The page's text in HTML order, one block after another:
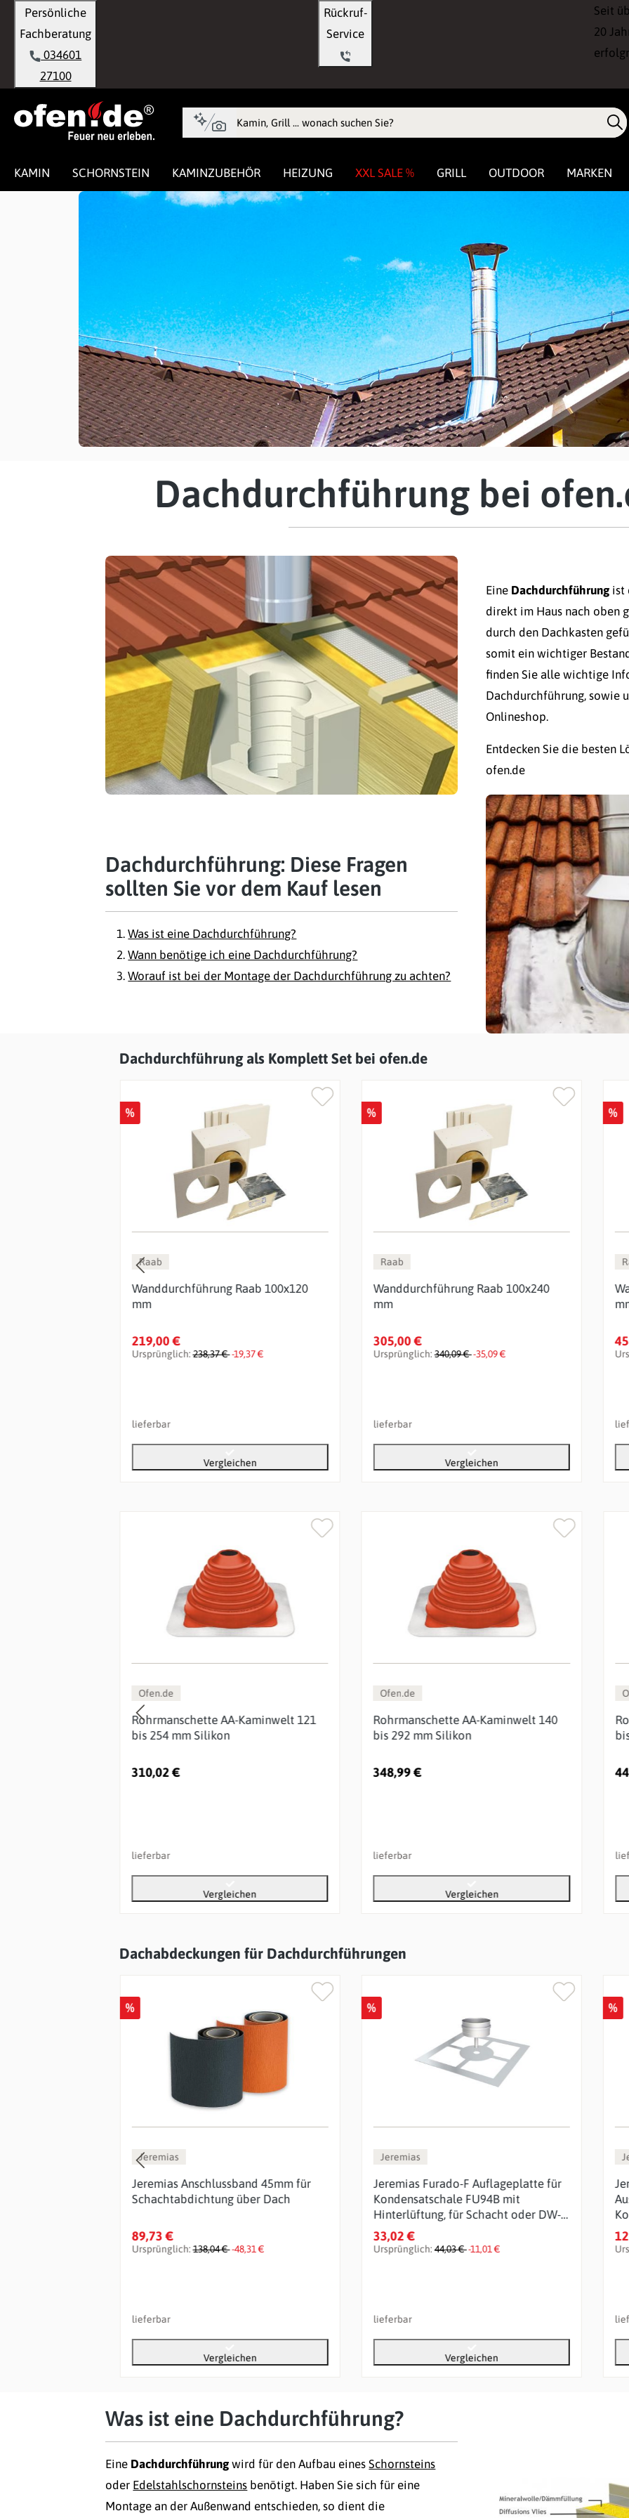
Zur Hauptnavigation springen
Persönliche
Fachberatung
034601
27100
Rückruf-
Seit
20
KAMIN SCHORNSTEIN KAMINZUBEHÖR HEIZUNG XXL SALE % GRILL OUTDOOR MARKEN
Dachdurchführung bei
Eine Dachdurchführung ist
direkt im Haus nach oben
durch den Dachkasten
somit ein wichtiger
finden Sie alle wichtige
Dachdurchführung, sowie
Onlineshop.
Entdecken Sie die besten
ofen.de
Dachdurchführung: Diese Fragen
sollten Sie vor dem Kauf lesen
Was ist eine Dachdurchführung?
Wann benötige ich eine Dachdurchführung?
Worauf ist bei der Montage der Dachdurchführung zu achten?
Produktgalerie überspringen
Dachdurchführung als Komplett Set bei ofen.de
%
Raab
Wanddurchführung Raab 100x120
mm
219,00 €
Ursprünglich:238,37 €-19,37 €
lieferbar
Vergleichen
%
Raab
Wanddurchführung Raab 100x240
mm
305,00 €
Ursprünglich:340,09 €-35,09 €
lieferbar
Vergleichen
%
Ofen.de
Rohrmanschette AA-Kaminwelt 121
bis 254 mm Silikon
310,02 €
lieferbar
Vergleichen
Ofen.de
Rohrmanschette AA-Kaminwelt 140
bis 292 mm Silikon
348,99 €
lieferbar
Vergleichen
Produktgalerie überspringen
Dachabdeckungen für Dachdurchführungen
%
Jeremias
Jeremias Anschlussband 45mm für
Schachtabdichtung über Dach
89,73 €
Ursprünglich:138,04 €-48,31 €
lieferbar
Vergleichen
%
Jeremias
Jeremias Furado-F Auflageplatte für
Kondensatschale FU94B mit
Hinterlüftung, für Schacht oder DW-
FU über Dach
33,02 €
Ursprünglich:44,03 €-11,01 €
lieferbar
Vergleichen
%
Was ist eine Dachdurchführung?
Eine Dachdurchführung wird für den Aufbau einesSchornsteins
oder Edelstahlschornsteins benötigt. Haben Sie sich für eine
Montage an der Außenwand entschieden, so dient die